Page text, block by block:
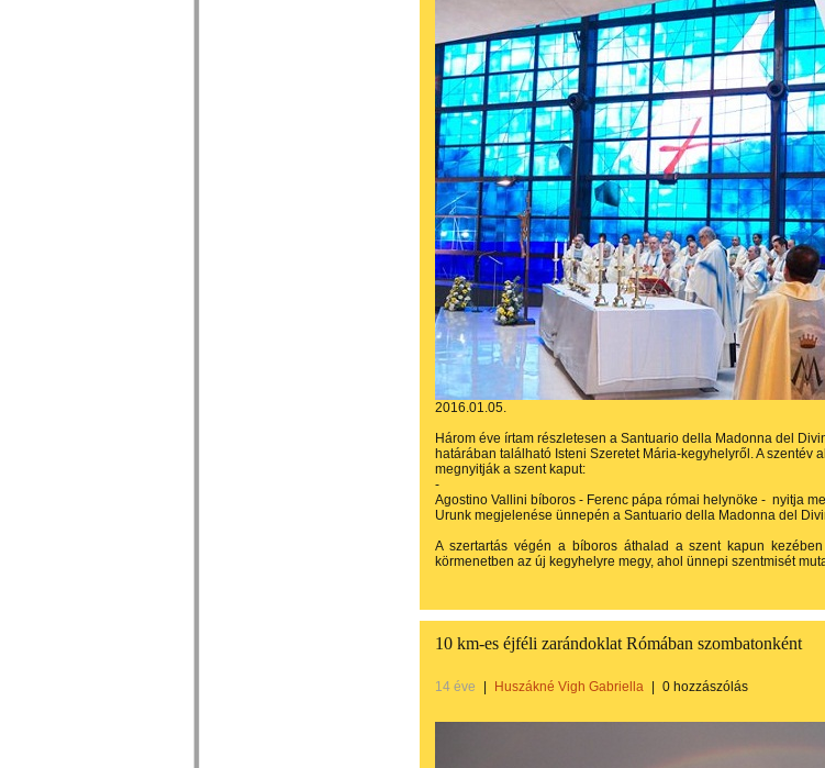
2016.01.05.
Három éve írtam részletesen a Santuario della Madonna del
határában található Isteni Szeretet Mária-kegyhelyről. A szentév
megnyitják a szent kaput:
-
Agostino Vallini bíboros - Ferenc pápa római helynöke - nyitja
Urunk megjelenése ünnepén a Santuario della Madonna del
A szertartás végén a bíboros áthalad a szent kapun
körmenetben az új kegyhelyre megy, ahol ünnepi szentmisét
10 km-es éjféli zarándoklat Rómában szombatonként
14 éve Huszákné Vigh Gabriella 0 hozzászólás